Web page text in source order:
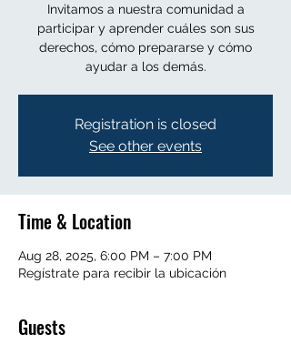
Invitamos a nuestra comunidad a
participar y aprender cuáles son sus
derechos, cómo prepararse y cómo
ayudar a los demás.
Registration is closed
See other events
Time & Location
Aug 28, 2025, 6:00 PM – 7:00 PM
Regístrate para recibir la ubicación
Guests